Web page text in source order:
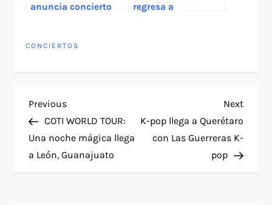
anuncia concierto
de México
regresa a
CONCIERTOS
P
o
s
Previous
Post
Previous
COTI WORLD TOUR:
Una noche mágica llega
a León, Guanajuato
Next
Post
Next
K-pop llega a Querétaro
con Las Guerreras K-
pop